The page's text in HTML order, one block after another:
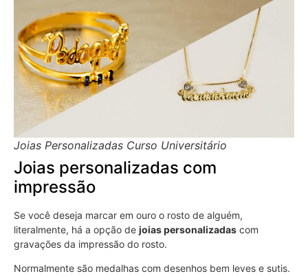
Joias Personalizadas Curso Universitário
Joias personalizadas com
impressão
Se você deseja marcar em ouro o rosto de alguém,
literalmente, há a opção de joias personalizadas com
gravações da impressão do rosto.
Normalmente são medalhas com desenhos bem leves e sutis.